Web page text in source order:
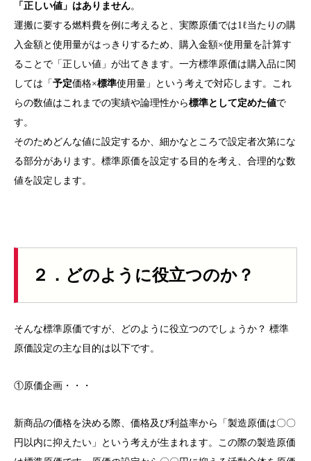
「正しい値」はありません。
運搬に要する燃料費を例に考えると、実際原価では1ℓ当たりの購
入金額と使用量がはっきりするため、購入金額×使用量を計算す
ることで「正しい値」が出てきます。一方標準原価は購入品に関
しては「 予定価格×標準使用量」という考えで対応します。これ
らの数値はこれまでの実績や論理性から標準として定めた値で
す。
そのためどんな値に設定するか、細かなところで設定者次第にな
る部分があります。標準原価を設定する目的を考え、合理的な数
値を設定します。
２．どのように役立つのか？
そんな標準原価ですが、どのように役立つのでしょうか？ 標準
原価設定の主な目的は以下です。
①原価企画・・・
新商品の価格を決める際、価格及び利益率から「製造原価は〇〇
円以内に抑えたい」という考えが生まれます。この際の製造原価